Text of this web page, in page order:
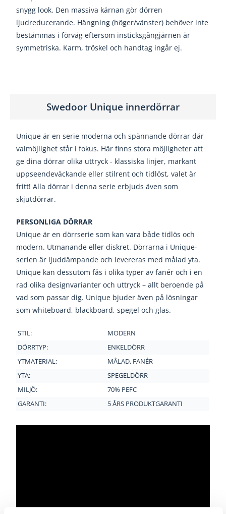
snygg look. Den massiva kärnan gör dörren
ljudreducerande. Hängning (höger/vänster) behöver inte
bestämmas i förväg eftersom insticksgångjärnen är
symmetriska. Karm, tröskel och handtag ingår ej.
Swedoor Unique innerdörrar
Unique är en serie moderna och spännande dörrar där
valmöjlighet står i fokus. Här finns stora möjligheter att
ge dina dörrar olika uttryck - klassiska linjer, markant
uppseendeväckande eller stilrent och tidlöst, valet är
fritt! Alla dörrar i denna serie erbjuds även som
skjutdörrar.
PERSONLIGA DÖRRAR
Unique är en dörrserie som kan vara både tidlös och
modern. Utmanande eller diskret. Dörrarna i Unique-
serien är ljuddämpande och levereras med målad yta.
Unique kan dessutom fås i olika typer av fanér och i en
rad olika designvarianter och uttryck – allt beroende på
vad som passar dig. Unique bjuder även på lösningar
som whiteboard, blackboard, spegel och glas.
STIL:
MODERN
DÖRRTYP:
ENKELDÖRR
YTMATERIAL:
MÅLAD, FANÉR
YTA:
SPEGELDÖRR
MILJÖ:
70% PEFC
GARANTI:
5 ÅRS PRODUKTGARANTI